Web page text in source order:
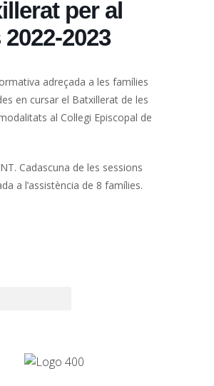
per al
2023
adreçada a les famílies
en cursar el Batxillerat de les
al Col·legi Episcopal de
Cadascuna de les sessions
a l’assistència de 8 famílies.